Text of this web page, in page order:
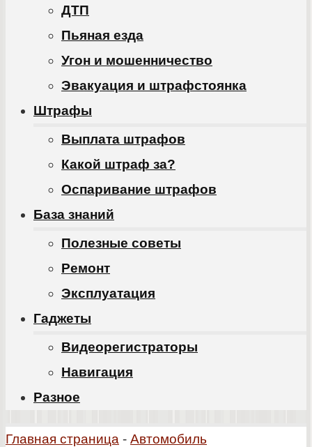
ДТП
Пьяная езда
Угон и мошенничество
Эвакуация и штрафстоянка
Штрафы
Выплата штрафов
Какой штраф за?
Оспаривание штрафов
База знаний
Полезные советы
Ремонт
Эксплуатация
Гаджеты
Видеорегистраторы
Навигация
Разное
Главная страница - Автомобиль